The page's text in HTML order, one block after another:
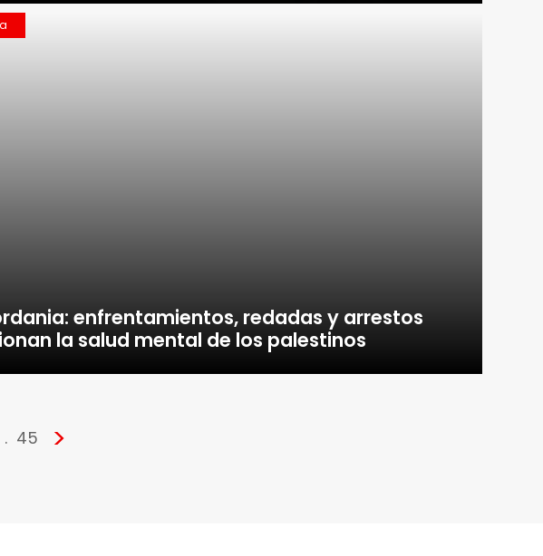
enfrentamientos, redadas y arrestos
la salud mental de los palestinos
45 >